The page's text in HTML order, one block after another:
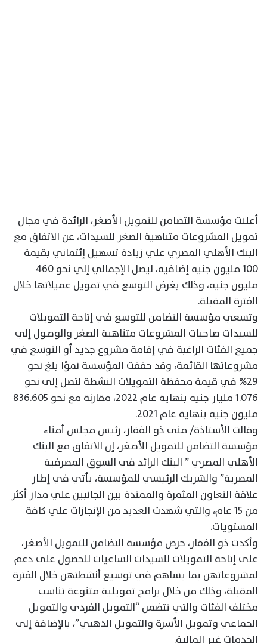
أعلنت مؤسسة التضامن للتمويل الأصغر، الرائدة في مجال
تمويل المشروعات متناهية الصغر للسيدات، عن الاتفاق مع
البنك الأهلي المصري علي زيادة تسهيل إئتماني بقيمة
100 مليون جنيه إضافية، ليصل الإجمالي إلي نحو 460
مليون جنيه، وذلك بغرض التوسع في تمويل عميلاتها خلال
الفترة المقبلة.
وتسعي مؤسسة التضامن للتوسع في إتاحة التمويلات
للسيدات صاحبات المشروعات متناهية الصغر والوصول إلي
جميع الفئات الراغبة في إقامة مشروع جديد أو التوسع في
مشروعاتها القائمة، وقد حققت المؤسسة نموًا بلغ نحو
29% في قيمة محفظة التمويلات النشطة لتصل إلى نحو
1.076 مليار جنيه بنهاية عام 2022، مقارنة مع نحو 836.605
مليون جنيه بنهاية عام 2021.
وقالت الأستاذة/ منى ذو الفقار، رئيس مجلس أمناء
مؤسسة التضامن للتمويل الأصغر، إن الاتفاق مع البنك
الأهلي المصري ” البنك الرائد في السوق المصرفية
المصرية” والشريك الرئيسي للمؤسسة، يأتي في إطار
علاقة التعاون المثمرة والممتدة بين الجانبين علي مدار أكثر
من 15 عام، والتي شهدت العديد من الإنجازات علي كافة
المستويات.
وأكدت ذو الفقار، حرص مؤسسة التضامن للتمويل الأصغر،
على إتاحة التمويلات للسيدات الساعيات للحصول على دعم
لمشروعاتهن بما يساهم في توسيع أنشطتهن خلال الفترة
المقبلة، وذلك من خلال برامج تمويلية متنوعة تناسب
مختلف الفئات والتي تتضمن “التمويل الفردي والتمويل
الجماعي وتمويل الأسرة والتمويل الذهبي”، بالإضافة إلى
الخدمات غير المالية.